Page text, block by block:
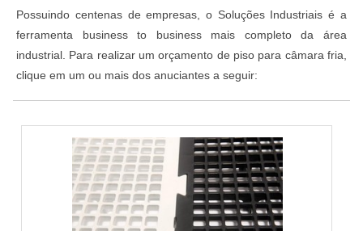
Possuindo centenas de empresas, o Soluções Industriais é a
ferramenta business to business mais completo da área
industrial. Para realizar um orçamento de piso para câmara fria,
clique em um ou mais dos anuciantes a seguir: